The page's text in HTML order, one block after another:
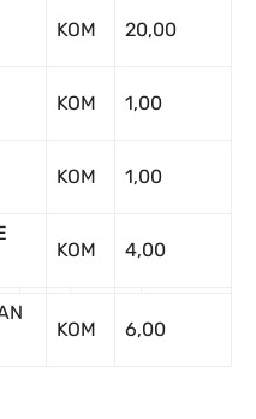
KOM 20,00
KOM 1,00
KOM 1,00
KOM 4,00
KOM 6,00